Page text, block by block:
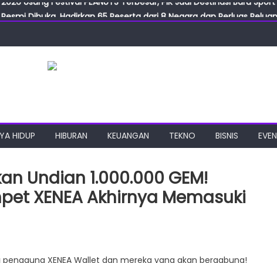
Dibuka, Hadirkan 65 Peserta dari 8 Negara dan Perluas
Usung Festival PEANUTS Terbesar, PIK Jadi Destinasi Baru Sport
HIDUP HIBURAN KEUANGAN TEKNO BISNIS
Undian 1.000.000 GEM!
XENEA Akhirnya Memasuki
XENEA Wallet dan mereka yang akan bergabung!